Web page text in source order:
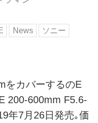
News
ソニー
をカバーするのE
200-600mm F5.6-
年7月26日発売｡価